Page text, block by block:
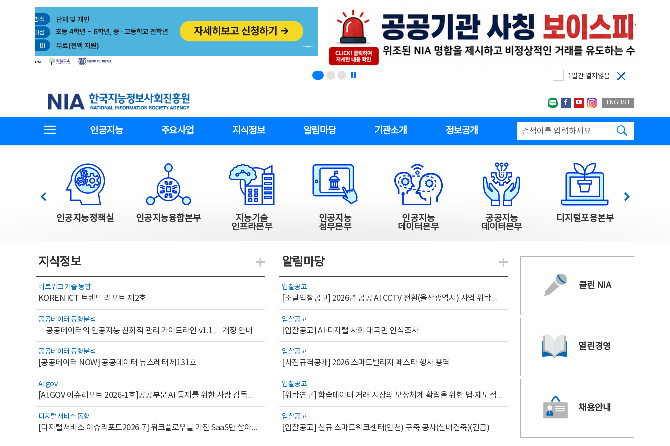
1일간 열지않음
한국지능정보사회진흥원
네이버블로그
페이스북
유투브인스타그랩
ENGLISH
인공지능 주요사업 지식정보 알림마당 기관소개 정보공개
한국지능정보사회진흥원 주요사업
인공지능정책실 인공지능융합본부
지능기술
인프라본부
인공지능
정부본부
인공지능
데이터본부
공공지능
데이터본부
디지털포용본부
이전 다음
지식정보
네트워크 기술 동향
KOREN ICT 트렌드 리포트 제2호
공공데이터 동향분석
「공공데이터의 인공지능 친화적 관리 가이드라인 v1.1」 개정 안내
공공데이터 동향분석
[공공데이터 NOW] 공공데이터 뉴스레터 제131호
AI.gov
[AI.GOV 이슈리포트 2026-1호]공공부문 AI 통제를 위한 사람 감독의 해외 사례 분석 및 시사점
디지털서비스 동향
[디지털서비스 이슈리포트2026-7] 워크플로우를 가진 SaaS만 살아남는다
지식관련 더보기
알림마당
입찰공고
[조달입찰공고] 2026년 공공 AI CCTV 전환(울산광역시) 사업 위탁감리
입찰공고
[입찰공고] AI·디지털 사회 대국민 인식조사
입찰공고
[사전규격공개] 2026 스마트빌리지 페스타 행사 용역
입찰공고
[위탁연구] 학습데이터 거래 시장의 보상체계 확립을 위한 법·제도적 검토 방안 연구
입찰공고
[입찰공고] 신규 스마트워크센터(인천) 구축 공사(실내건축)(긴급)
알림관련 더보기
클린 NIA
열린경영
채용안내